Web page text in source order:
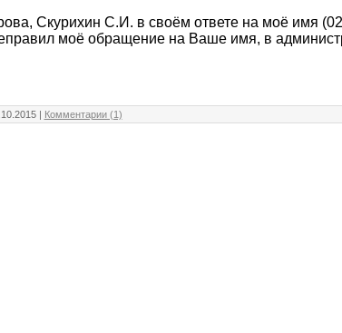
Скурихин С.И. в своём ответе на моё имя
моё обращение на Ваше имя, в
| Комментарии (1)